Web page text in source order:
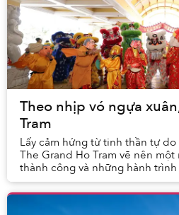
Theo nhịp vó ngựa
Tram
Lấy cảm hứng từ tinh thần tự
The Grand Ho Tram vẽ nên
thành công và những hành
gian rộn ràng sắc xuân, các giá